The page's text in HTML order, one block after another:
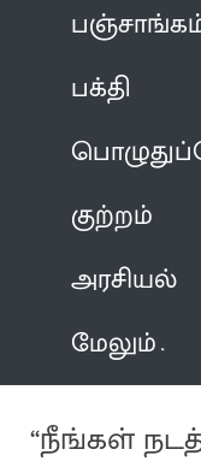
பக்தி
குற்றம்
அரசியல்
மேலும்
“நீங்கள்